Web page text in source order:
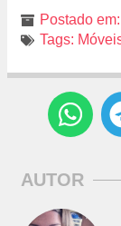
Postado em:
Tags:
AUTOR